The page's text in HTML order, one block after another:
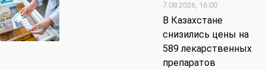
7.08.2026, 16:00
В Казахстане
снизились цены на
589 лекарственных
препаратов